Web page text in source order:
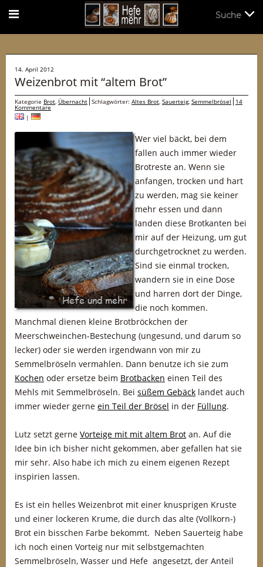
14. April 2012
Weizenbrot mit “altem Brot”
Kategorie Brot, Übernacht Schlagwörter: Altes Brot, Sauerteig, Semmelbrösel 14
Kommentare
|
Wer viel bäckt, bei dem
fallen auch immer wieder
Brotreste an. Wenn sie
anfangen, trocken und hart
zu werden, mag sie keiner
mehr essen und dann
landen diese Brotkanten bei
mir auf der Heizung, um gut
durchgetrocknet zu werden.
Sind sie einmal trocken,
wandern sie in eine Dose
und harren dort der Dinge,
die noch kommen.
Manchmal dienen kleine Brotbröckchen der
Meerschweinchen-Bestechung (ungesund, und darum so
lecker) oder sie werden irgendwann von mir zu
Semmelbröseln vermahlen. Dann benutze ich sie zum
Kochen oder ersetze beim Brotbacken einen Teil des
Mehls mit Semmelbröseln. Bei süßem Gebäck landet auch
immer wieder gerne ein Teil der Brösel in der Füllung.
Lutz setzt gerne Vorteige mit mit altem Brot an. Auf die
Idee bin ich bisher nicht gekommen, aber gefallen hat sie
mir sehr. Also habe ich mich zu einem eigenen Rezept
inspirien lassen.
Es ist ein helles Weizenbrot mit einer knusprigen Kruste
und einer lockeren Krume, die durch das alte (Vollkorn-)
Brot ein bisschen Farbe bekommt. Neben Sauerteig habe
ich noch einen Vorteig nur mit selbstgemachten
Semmelbröseln, Wasser und Hefe angesetzt, der Anteil
Suche
Suche